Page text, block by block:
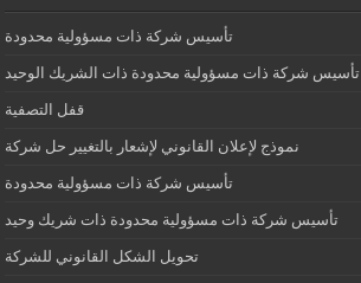
تأسيس شركة ذات مسؤولية محدودة
تأسيس شركة ذات مسؤولية محدودة ذات الشريك الوحيد
قفل التصفية
نموذج لإعلان القانوني لإشعار بالتغيير حل شركة
تأسيس شركة ذات مسؤولية محدودة
تأسيس شركة ذات مسؤولية محدودة ذات شريك وحيد
تحويل الشكل القانوني للشركة